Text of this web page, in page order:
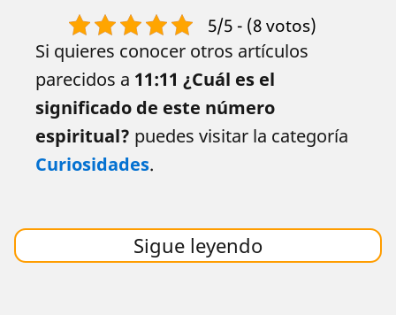
5/5 - (8 votos)
Si quieres conocer otros artículos
parecidos a 11:11 ¿Cuál es el
significado de este número
espiritual? puedes visitar la categoría
Curiosidades.
Sigue leyendo